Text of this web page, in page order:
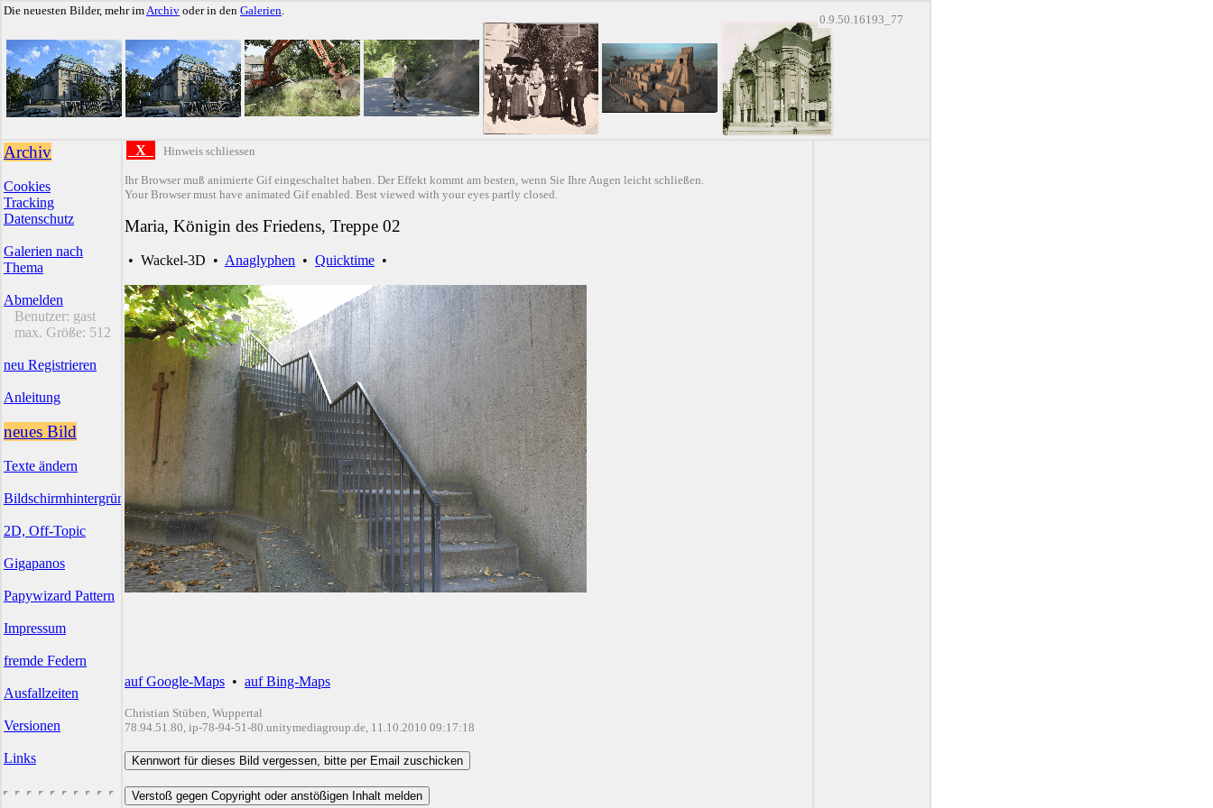
Die neuesten Bilder, mehr imArchiv oder in den Galerien.
0.9.50.16193_77
Archiv
Cookies
Tracking
Datenschutz
Galerien nach
Thema
Abmelden
Benutzer: gast
max. Größe: 512
neu Registrieren
Anleitung
neues Bild
Texte ändern
Bildschirmhintergründe
2D, Off-Topic
Gigapanos
Papywizard Pattern
Impressum
fremde Federn
Ausfallzeiten
Versionen
Links
X Hinweis schliessen
Ihr Browser muß animierte Gif eingeschaltet haben. Der Effekt kommt am besten, wenn Sie Ihre Augen leicht schließen.
Your Browser must have animated Gif enabled. Best viewed with your eyes partly closed.
Maria, Königin des Friedens, Treppe 02
• Wackel-3D • Anaglyphen • Quicktime •
auf Google-Maps • auf Bing-Maps
Christian Stüben, Wuppertal
78.94.51.80, ip-78-94-51-80.unitymediagroup.de, 11.10.2010 09:17:18